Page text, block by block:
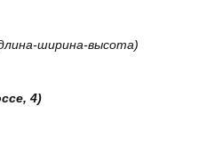
ширина-высота)
4)